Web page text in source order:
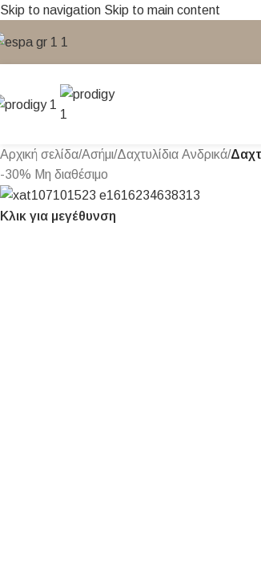
Skip to navigation Skip to main content
Αρχική σελίδα/Ασήμι/Δαχτυλίδια Ανδρικά/
-30% Μη διαθέσιμο
Κλικ για μεγέθυνση